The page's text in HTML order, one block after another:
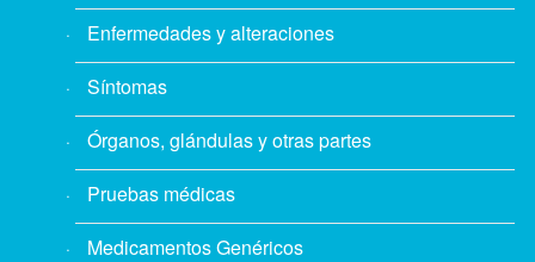
Enfermedades y alteraciones
Síntomas
Órganos, glándulas y otras partes
Pruebas médicas
Medicamentos Genéricos